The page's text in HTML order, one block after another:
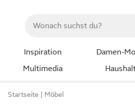
Inspiration Damen-
Multimedia
Startseite Möbel